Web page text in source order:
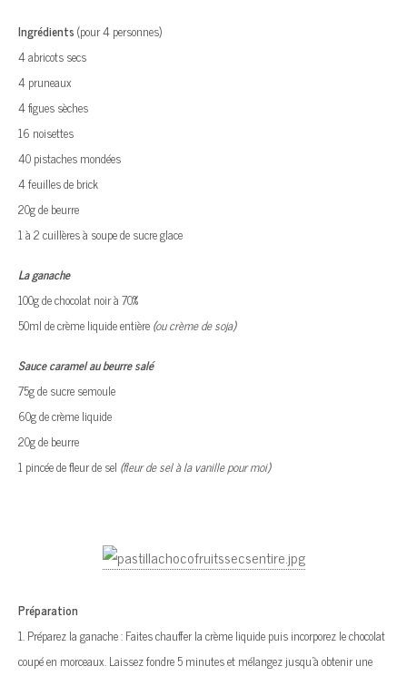
Ingrédients(pour 4 personnes)
4 abricots secs
4 pruneaux
4 figues sèches
16 noisettes
40 pistaches mondées
4 feuilles de brick
20g de beurre
1 à 2 cuillères à soupe de sucre glace
La ganache
100g de chocolat noir à 70%
50ml de crème liquide entière(ou crème de soja)
Sauce caramel au beurre salé
75g de sucre semoule
60g de crème liquide
20g de beurre
1 pincée de fleur de sel (fleur de sel à la vanille pour moi)
Préparation
1. Préparez la ganache : Faites chauffer la crème liquide puis incorporez le chocolat
coupé en morceaux. Laissez fondre 5 minutes et mélangez jusqu’à obtenir une